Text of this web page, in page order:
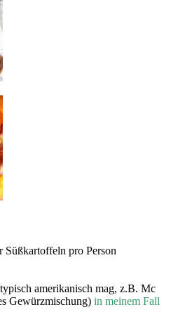
pro Person
amerikanisch mag, z.B. Mc
Gewürzmischung) in meinem Fall